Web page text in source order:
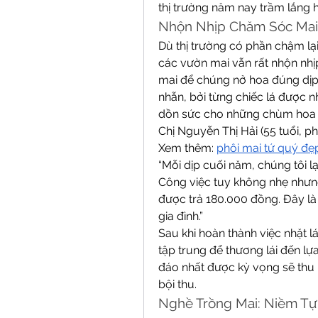
thị trường năm nay trầm lắng
Nhộn Nhịp Chăm Sóc
Dù thị trường có phần chậm
các vườn mai vẫn rất nhộn
mai để chúng nở hoa đúng
nhẫn, bởi từng chiếc lá được
dồn sức cho những chùm
Chị Nguyễn Thị Hải (55 tuổi,
Xem thêm: phôi mai tứ quý
“Mỗi dịp cuối năm, chúng tôi
Công việc tuy không nhẹ
được trả 180.000 đồng. Đây
gia đình.”
Sau khi hoàn thành việc nhặt
tập trung để thương lái đến
đáo nhất được kỳ vọng sẽ
bội thu.
Nghề Trồng Mai: Niềm